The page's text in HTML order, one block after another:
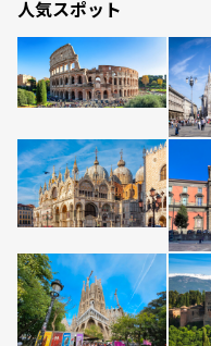
人気スポット